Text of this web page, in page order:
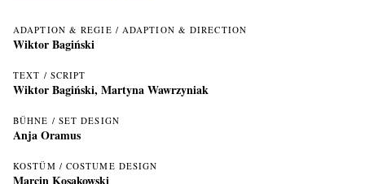
ADAPTION & REGIE / ADAPTION & DIRECTION
Wiktor Bagiński
TEXT / SCRIPT
Wiktor Bagiński, Martyna Wawrzyniak
BÜHNE / SET DESIGN
Anja Oramus
KOSTÜM / COSTUME DESIGN
Marcin Kosakowski